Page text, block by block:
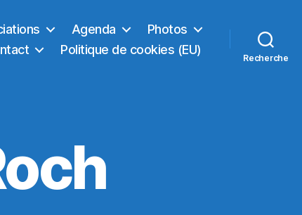
Agenda
Photos
Politique de cookies (EU)
Recherche